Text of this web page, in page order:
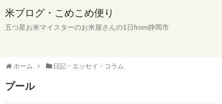
米ブログ・こめこめ便り
五つ星お米マイスターのお米屋さんの1日from静岡市
ホーム 日記・エッセイ・コラム
プール